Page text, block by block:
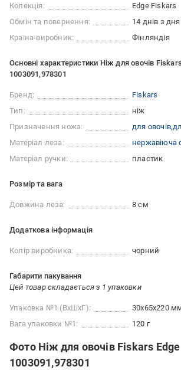
Колекція:
Edge Fiskars
Обмін та повернення:
14 днів з
Країна-виробник:
Фінляндія
Основні характеристики Ніж для овочів
1003091,978301
Бренд:
Fiskars
Тип:
ніж
Призначення ножа:
для овочів
Матеріал леза:
нержавіюча
Матеріал ручки:
пластик
Розмір та вага
Довжина леза: 8 см
Додаткова інформація
Колір виробника: чорний
Габарити пакування
Цей товар складається з 1 упаковки
Упаковка №1 (ВхШхГ):
30x65x220
Вага упаковки №1:
120 г
Фото Ніж для овочів Fiskars Edge
1003091,978301